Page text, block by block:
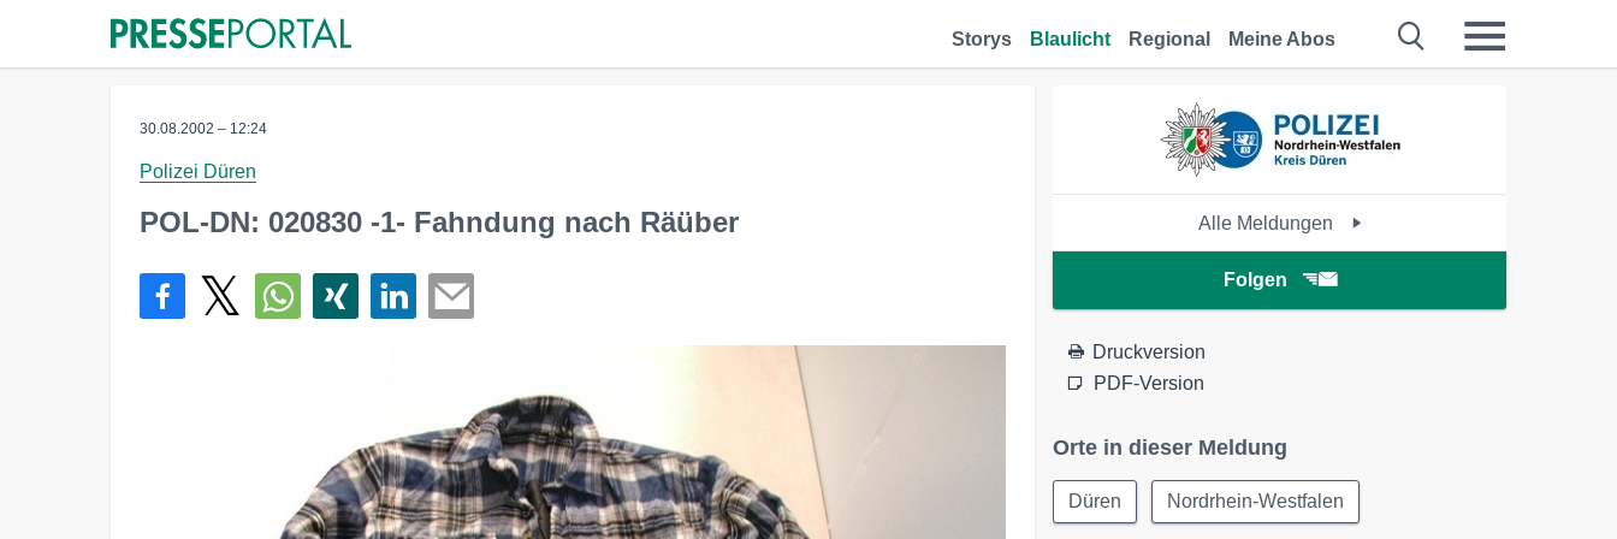
Storys Blaulicht Regional Meine Abos
30.08.2002 – 12:24
Polizei Düren
POL-DN: 020830 -1- Fahndung nach Räüber Alle Meldungen
Folgen
Druckversion
PDF-Version
Orte in dieser Meldung
Düren Nordrhein-Westfalen